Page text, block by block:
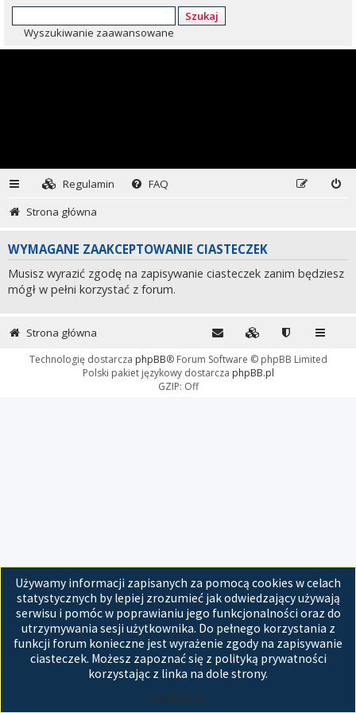
Szukaj
Wyszukiwanie zaawansowane
Regulamin
FAQ
Strona główna
WYMAGANE ZAAKCEPTOWANIE CIASTECZEK
Musisz wyrazić zgodę na zapisywanie ciasteczek zanim będziesz
mógł w pełni korzystać z forum.
Używamy informacji zapisanych za pomocą cookies w celach
statystycznych by lepiej zrozumieć jak odwiedzający używają
serwisu i pomóc w poprawianiu jego funkcjonalności oraz do
utrzymywania sesji użytkownika. Do pełnego korzystania z
funkcji forum konieczne jest wyrażenie zgody na zapisywanie
ciasteczek. Możesz zapoznać się z polityką prywatności
korzystając z linka na dole strony.
Akceptuję
Strona główna
Technologię dostarcza phpBB® Forum Software © phpBB Limited
Polski pakiet językowy dostarcza phpBB.pl
GZIP: Off